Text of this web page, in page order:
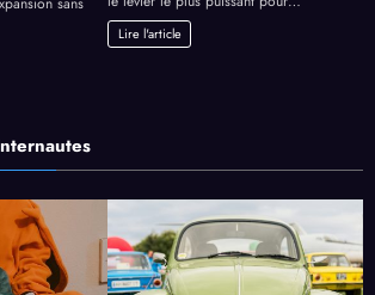
Lire l'article